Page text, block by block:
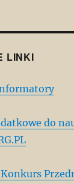
LINKI
do